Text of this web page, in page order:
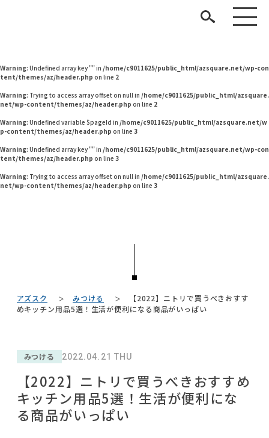
/home/c9011625/public_html/azsquare.net/w
Warning: Undefined array key "" in /home/c9011625/public_html/azsquare.net/wp-con
tent/themes/az/header.php on line 2
Warning: Trying to access array offset on null in /home/c9011625/public_html/azsquare.
net/wp-content/themes/az/header.php on line 2
Warning: Undefined variable $pageId in /home/c9011625/public_html/azsquare.net/w
p-content/themes/az/header.php on line 3
Warning: Undefined array key "" in /home/c9011625/public_html/azsquare.net/wp-con
tent/themes/az/header.php on line 3
Warning: Trying to access array offset on null in /home/c9011625/public_html/azsquare.
net/wp-content/themes/az/header.php on line 3
TAG LIST
#2022 夏ドラマ
#大川家具
#テレワーク#unico #ACTUS#家具
#おすすめ #インテリアコーディネート
#ファニタメ
#中村アン#コクヨ#良品計画
#2022 春ドラマ#材木屋のおやじとせがれ
#MoMA#河淳#関家具 #大塚家具#ニトリ
#波瑠#無印良品
見つける
楽しむ
NEWS
ABOUT
アズスク みつける
【2022】ニトリで買うべきおすす
めキッチン用品5選！生活が便利になる商品がいっぱい
みつける 2022.04.21 THU
【2022】ニトリで買うべきおすすめ
キッチン用品5選！生活が便利にな
る商品がいっぱい